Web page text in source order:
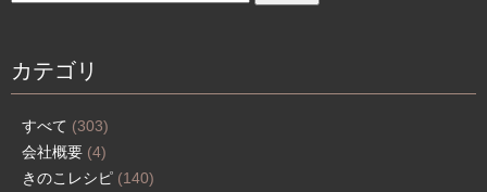
カテゴリ
すべて (303)
会社概要 (4)
きのこレシピ (140)